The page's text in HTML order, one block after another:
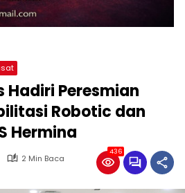
Peresmian
Robotic dan
Hermina
2 Min Baca
436